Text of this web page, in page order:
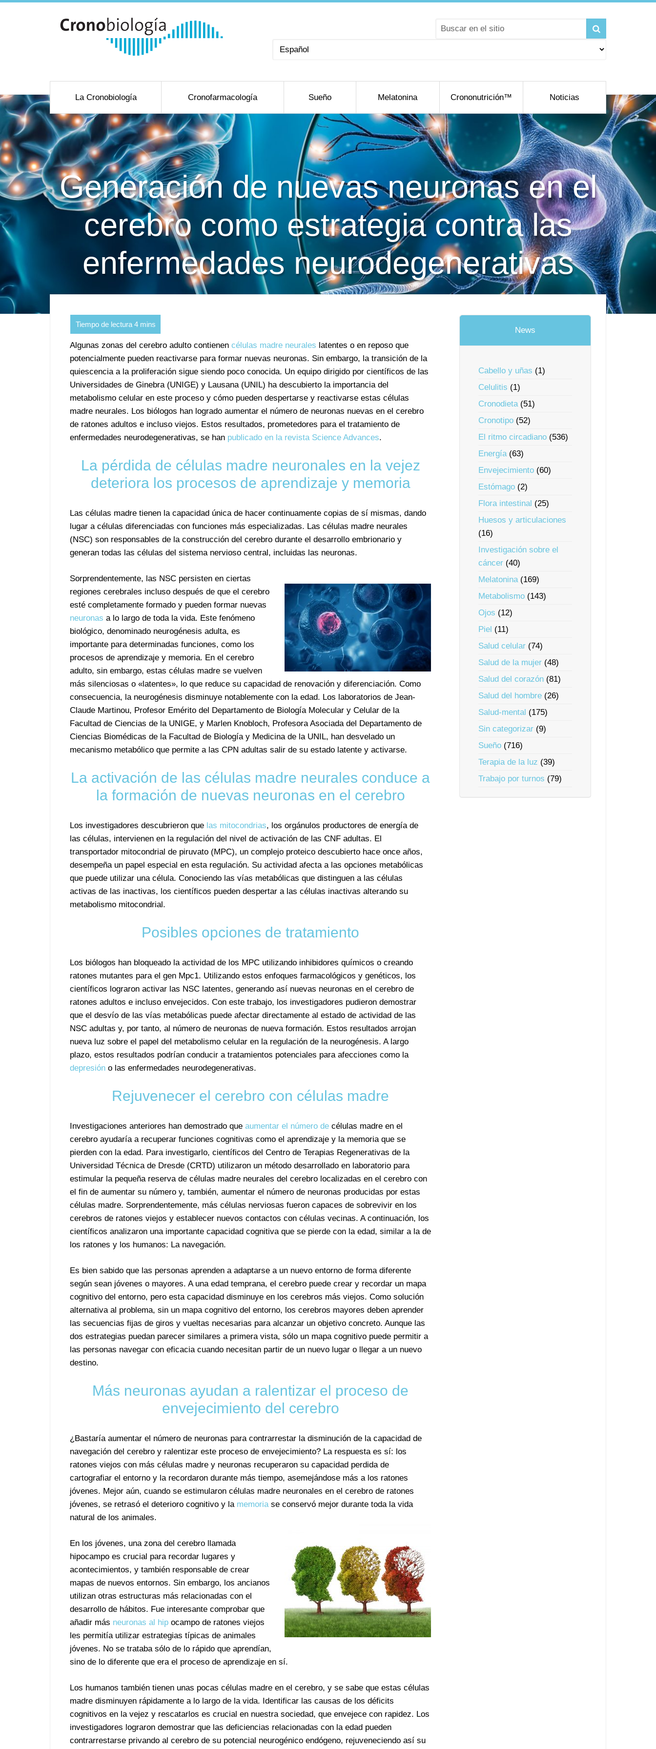
Elegir
La Cronobiología Cronofarmacología Sueño Melatonina Crononutrición™ Noticias
Generación de nuevas neuronas en el
cerebro como estrategia contra las
enfermedades neurodegenerativas
Algunas zonas del cerebro adulto contienen células madre neurales latentes o en reposo que
potencialmente pueden reactivarse para formar nuevas neuronas. Sin embargo, la transición de la
quiescencia a la proliferación sigue siendo poco conocida. Un equipo dirigido por científicos de las
Universidades de Ginebra (UNIGE) y Lausana (UNIL) ha descubierto la importancia del
metabolismo celular en este proceso y cómo pueden despertarse y reactivarse estas células
madre neurales. Los biólogos han logrado aumentar el número de neuronas nuevas en el cerebro
de ratones adultos e incluso viejos. Estos resultados, prometedores para el tratamiento de
enfermedades neurodegenerativas, se han publicado en la revista Science Advances.
La pérdida de células madre neuronales en la vejez
deteriora los procesos de aprendizaje y memoria
Las células madre tienen la capacidad única de hacer continuamente copias de sí mismas, dando
lugar a células diferenciadas con funciones más especializadas. Las células madre neurales
(NSC) son responsables de la construcción del cerebro durante el desarrollo embrionario y
generan todas las células del sistema nervioso central, incluidas las neuronas.
Sorprendentemente, las NSC persisten en ciertas
regiones cerebrales incluso después de que el cerebro
esté completamente formado y pueden formar nuevas
neuronas a lo largo de toda la vida. Este fenómeno
biológico, denominado neurogénesis adulta, es
importante para determinadas funciones, como los
procesos de aprendizaje y memoria. En el cerebro
adulto, sin embargo, estas células madre se vuelven
más silenciosas o «latentes», lo que reduce su capacidad de renovación y diferenciación. Como
consecuencia, la neurogénesis disminuye notablemente con la edad. Los laboratorios de Jean-
Claude Martinou, Profesor Emérito del Departamento de Biología Molecular y Celular de la
Facultad de Ciencias de la UNIGE, y Marlen Knobloch, Profesora Asociada del Departamento de
Ciencias Biomédicas de la Facultad de Biología y Medicina de la UNIL, han desvelado un
mecanismo metabólico que permite a las CPN adultas salir de su estado latente y activarse.
La activación de las células madre neurales conduce a
la formación de nuevas neuronas en el cerebro
Los investigadores descubrieron que las mitocondrias, los orgánulos productores de energía de
las células, intervienen en la regulación del nivel de activación de las CNF adultas. El
transportador mitocondrial de piruvato (MPC), un complejo proteico descubierto hace once años,
desempeña un papel especial en esta regulación. Su actividad afecta a las opciones metabólicas
que puede utilizar una célula. Conociendo las vías metabólicas que distinguen a las células
activas de las inactivas, los científicos pueden despertar a las células inactivas alterando su
metabolismo mitocondrial.
Posibles opciones de tratamiento
Los biólogos han bloqueado la actividad de los MPC utilizando inhibidores químicos o creando
ratones mutantes para el gen Mpc1. Utilizando estos enfoques farmacológicos y genéticos, los
científicos lograron activar las NSC latentes, generando así nuevas neuronas en el cerebro de
ratones adultos e incluso envejecidos. Con este trabajo, los investigadores pudieron demostrar
que el desvío de las vías metabólicas puede afectar directamente al estado de actividad de las
NSC adultas y, por tanto, al número de neuronas de nueva formación. Estos resultados arrojan
nueva luz sobre el papel del metabolismo celular en la regulación de la neurogénesis. A largo
plazo, estos resultados podrían conducir a tratamientos potenciales para afecciones como la
depresión o las enfermedades neurodegenerativas.
Rejuvenecer el cerebro con células madre
Investigaciones anteriores han demostrado que aumentar el número de células madre en el
cerebro ayudaría a recuperar funciones cognitivas como el aprendizaje y la memoria que se
pierden con la edad. Para investigarlo, científicos del Centro de Terapias Regenerativas de la
Universidad Técnica de Dresde (CRTD) utilizaron un método desarrollado en laboratorio para
estimular la pequeña reserva de células madre neurales del cerebro localizadas en el cerebro con
el fin de aumentar su número y, también, aumentar el número de neuronas producidas por estas
células madre. Sorprendentemente, más células nerviosas fueron capaces de sobrevivir en los
cerebros de ratones viejos y establecer nuevos contactos con células vecinas. A continuación, los
científicos analizaron una importante capacidad cognitiva que se pierde con la edad, similar a la de
los ratones y los humanos: La navegación.
Es bien sabido que las personas aprenden a adaptarse a un nuevo entorno de forma diferente
según sean jóvenes o mayores. A una edad temprana, el cerebro puede crear y recordar un mapa
cognitivo del entorno, pero esta capacidad disminuye en los cerebros más viejos. Como solución
alternativa al problema, sin un mapa cognitivo del entorno, los cerebros mayores deben aprender
las secuencias fijas de giros y vueltas necesarias para alcanzar un objetivo concreto. Aunque las
dos estrategias puedan parecer similares a primera vista, sólo un mapa cognitivo puede permitir a
las personas navegar con eficacia cuando necesitan partir de un nuevo lugar o llegar a un nuevo
destino.
Más neuronas ayudan a ralentizar el proceso de
envejecimiento del cerebro
¿Bastaría aumentar el número de neuronas para contrarrestar la disminución de la capacidad de
navegación del cerebro y ralentizar este proceso de envejecimiento? La respuesta es sí: los
ratones viejos con más células madre y neuronas recuperaron su capacidad perdida de
cartografiar el entorno y la recordaron durante más tiempo, asemejándose más a los ratones
jóvenes. Mejor aún, cuando se estimularon células madre neuronales en el cerebro de ratones
jóvenes, se retrasó el deterioro cognitivo y la memoriase conservó mejor durante toda la vida
natural de los animales.
En los jóvenes, una zona del cerebro llamada
hipocampo es crucial para recordar lugares y
acontecimientos, y también responsable de crear
mapas de nuevos entornos. Sin embargo, los ancianos
utilizan otras estructuras más relacionadas con el
desarrollo de hábitos. Fue interesante comprobar que
añadir más neuronas al hip ocampo de ratones viejos
les permitía utilizar estrategias típicas de animales
jóvenes. No se trataba sólo de lo rápido que aprendían,
sino de lo diferente que era el proceso de aprendizaje en sí.
Los humanos también tienen unas pocas células madre en el cerebro, y se sabe que estas células
madre disminuyen rápidamente a lo largo de la vida. Identificar las causas de los déficits
cognitivos en la vejez y rescatarlos es crucial en nuestra sociedad, que envejece con rapidez. Los
investigadores lograron demostrar que las deficiencias relacionadas con la edad pueden
contrarrestarse privando al cerebro de su potencial neurogénico endógeno, rejuveneciendo así su
News
Cabello y uñas (1)
Celulitis (1)
Cronodieta(51)
Cronotipo (52)
El ritmo circadiano (536)
Energía(63)
Envejecimiento (60)
Estómago (2)
Flora intestinal (25)
Huesos y articulaciones
(16)
Investigación sobre el
cáncer (40)
Melatonina(169)
Metabolismo (143)
Ojos (12)
Piel (11)
Salud celular (74)
Salud de la mujer (48)
Salud del corazón (81)
Salud del hombre (26)
Salud-mental (175)
Sin categorizar (9)
Sueño (716)
Terapia de la luz (39)
Trabajo por turnos (79)